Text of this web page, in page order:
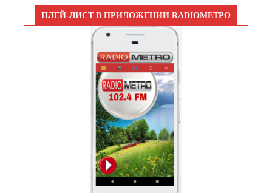
ПЛЕЙ-ЛИСТ В ПРИЛОЖЕНИИ RADIOМЕТРО